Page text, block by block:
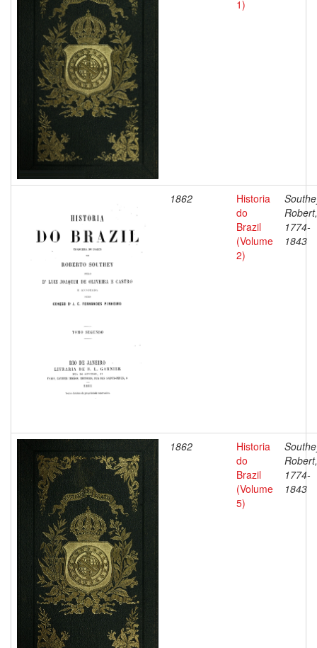
1)
1862
Historia
do
Brazil
(Volume
2)
Robert,
1774-
1843
1862
Historia
do
Brazil
(Volume
5)
Robert,
1774-
1843